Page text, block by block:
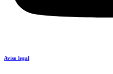
Aviso legal